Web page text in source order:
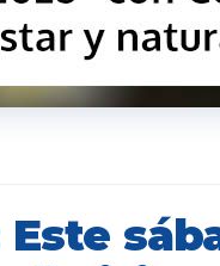
Este